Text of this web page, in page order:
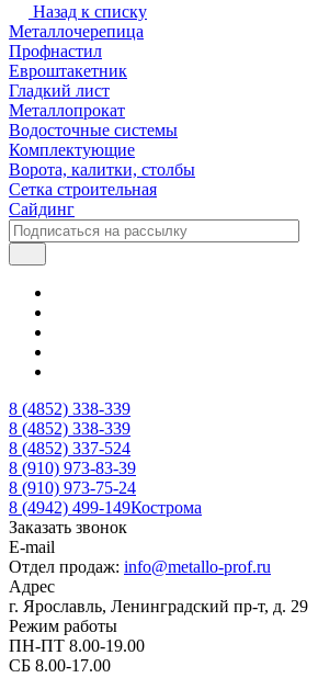
Назад к списку
Металлочерепица
Профнастил
Евроштакетник
Гладкий лист
Металлопрокат
Водосточные системы
Комплектующие
Ворота, калитки, столбы
Сетка строительная
Сайдинг
8 (4852) 338-339
8 (4852) 338-339
8 (4852) 337-524
8 (910) 973-83-39
8 (910) 973-75-24
8 (4942) 499-149Кострома
Заказать звонок
E-mail
Отдел продаж: info@metallo-prof.ru
Адрес
г. Ярославль, Ленинградский пр-т, д. 29
Режим работы
ПН-ПТ 8.00-19.00
СБ 8.00-17.00